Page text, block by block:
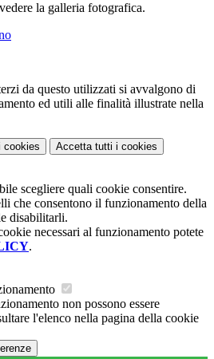
la galleria fotografica.
da questo utilizzati si avvalgono di
ed utili alle finalità illustrate nella
cookies Accetta tutti i cookies
scegliere quali cookie consentire.
che consentono il funzionamento della
disabilitarli.
necessari al funzionamento potete
.
non possono essere
l'elenco nella pagina della cookie